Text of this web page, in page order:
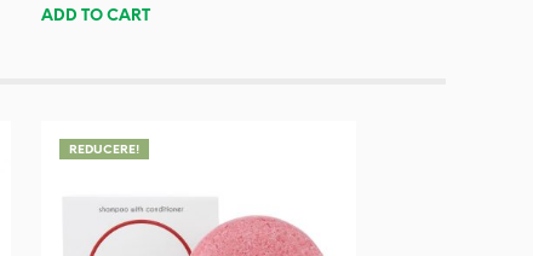
ADD TO CART
REDUCERE!